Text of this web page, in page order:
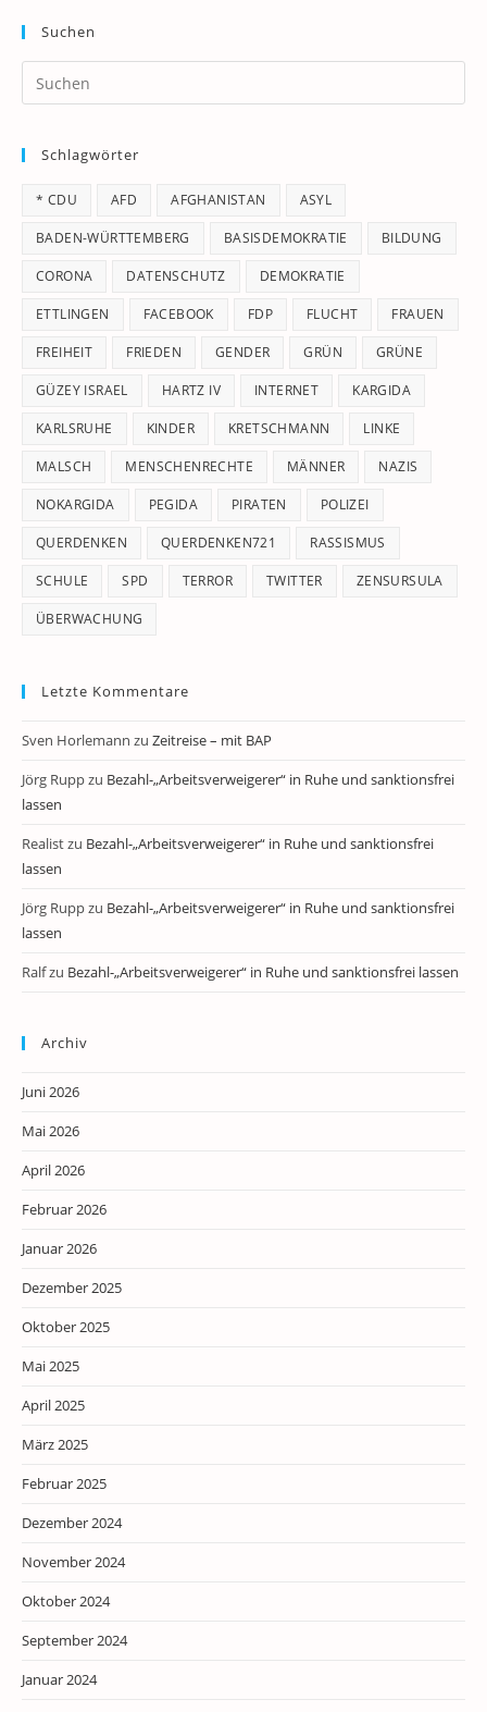
Suchen
Schlagwörter
* CDU AFD AFGHANISTAN ASYL
BADEN-WÜRTTEMBERG BASISDEMOKRATIE BILDUNG
CORONA DATENSCHUTZ DEMOKRATIE
ETTLINGEN FACEBOOK FDP FLUCHT FRAUEN
FREIHEIT FRIEDEN GENDER GRÜN GRÜNE
GÜZEY ISRAEL HARTZ IV INTERNET KARGIDA
KARLSRUHE KINDER KRETSCHMANN LINKE
MALSCH MENSCHENRECHTE MÄNNER NAZIS
NOKARGIDA PEGIDA PIRATEN POLIZEI
QUERDENKEN QUERDENKEN721 RASSISMUS
SCHULE SPD TERROR TWITTER ZENSURSULA
ÜBERWACHUNG
Letzte Kommentare
Sven Horlemann zu Zeitreise – mit BAP
Jörg Ruppzu Bezahl-„Arbeitsverweigerer“ in Ruhe und sanktionsfrei
lassen
Realistzu Bezahl-„Arbeitsverweigerer“ in Ruhe und sanktionsfrei
lassen
Jörg Ruppzu Bezahl-„Arbeitsverweigerer“ in Ruhe und sanktionsfrei
lassen
Ralfzu Bezahl-„Arbeitsverweigerer“ in Ruhe und sanktionsfrei lassen
Archiv
Juni 2026
Mai 2026
April 2026
Februar 2026
Januar 2026
Dezember 2025
Oktober 2025
Mai 2025
April 2025
März 2025
Februar 2025
Dezember 2024
November 2024
Oktober 2024
September 2024
Januar 2024